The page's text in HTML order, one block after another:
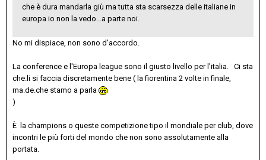
che è dura mandarla giù ma tutta sta scarsezza delle italiane in
europa io non la vedo...a parte noi.
No mi dispiace, non sono d'accordo.
La conference e l'Europa league sono il giusto livello per l'italia. Ci sta
che.li si faccia discretamente bene ( la fiorentina 2 volte in finale,
ma.de.che stamo a parla
)
È la champions o queste competizione tipo il mondiale per club, dove
incontri le più forti del mondo che non sono assolutamente alla
portata.